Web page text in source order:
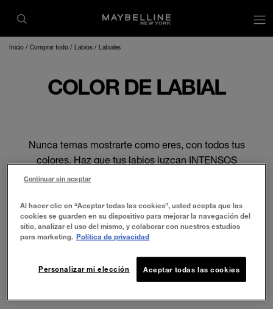
Inicio Comprar todo Labios Labiales
COLOR DE LABIAL
Nunca temas mostrarte como eres, con todos tus
colores. Haz que tus labios luzcan INTENSOS
con los labiales de vínilo de Maybelline. Impacta
elegante. Maybelline tiene todo lo que necesitas
para crear looks personalizados que duran todo
el día y toda la noche.
ORDENAR POR
Al hacer clic en “Aceptar todas las cookies”, usted acepta que las
cookies se guarden en su dispositivo para mejorar la navegación del
sitio, analizar el uso del mismo, y colaborar con nuestros estudios
para marketing. Política de privacidad
Aceptar todas las cookies
Personalizar mi elección
Continuar sin aceptar